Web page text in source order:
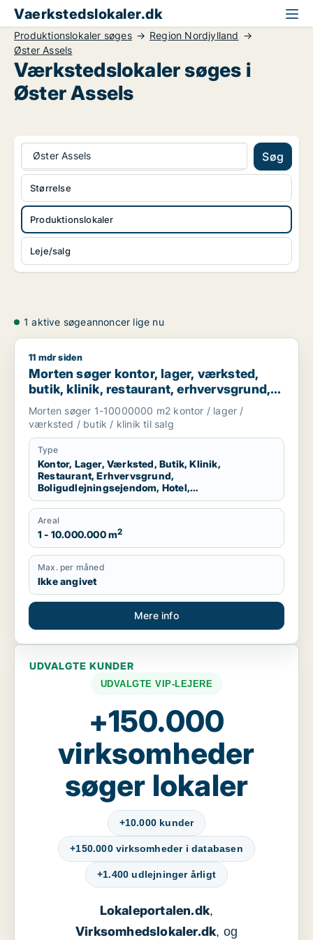
Vaerkstedslokaler.dk
Produktionslokaler søges
Region Nordjylland
Øster Assels
Værkstedslokaler søges i
Øster Assels
Øster Assels Søg
Produktionslokaler
Leje/salg
Størrelse
1 aktive søgeannoncer lige nu
Morten søger kontor, lager, værksted, butik, klinik,
11 mdr siden
Morten søger kontor, lager, værksted,
butik, klinik, restaurant, erhvervsgrund,
boligudlejningsejendom, hotel eller
produktionslokaler til salg i Region
Nordjylland
Morten søger 1-10000000 m2 kontor / lager /
værksted / butik / klinik til salg
Type
Kontor, Lager, Værksted, Butik, Klinik,
Restaurant, Erhvervsgrund,
Boligudlejningsejendom, Hotel,
Produktionslokaler
Areal
1 - 10.000.000 m2
Max. per måned
Ikke angivet
Mere info
UDVALGTE KUNDER
UDVALGTE VIP-LEJERE
+150.000
virksomheder
søger lokaler
+10.000 kunder
+150.000 virksomheder i databasen
+1.400 udlejninger årligt
Lokaleportalen.dk,
Virksomhedslokaler.dk, og